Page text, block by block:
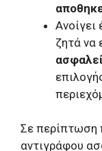
ζητά να
Σε περίπτωση
αντιγράφου